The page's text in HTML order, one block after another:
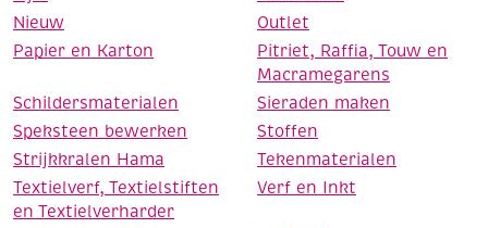
Nieuw
Outlet
Papier en Karton
Pitriet, Raffia, Touw en
Macramegarens
Schildersmaterialen
Sieraden maken
Speksteen bewerken
Stoffen
Strijkkralen Hama
Tekenmaterialen
Textielverf, Textielstiften
en Textielverharder
Verf en Inkt